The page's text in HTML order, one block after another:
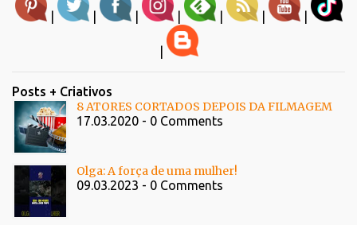
| | | | | | |
Posts + Criativos
8 ATORES CORTADOS DEPOIS DA FILMAGEM
17.03.2020 - 0 Comments
Olga: A força de uma mulher!
09.03.2023 - 0 Comments